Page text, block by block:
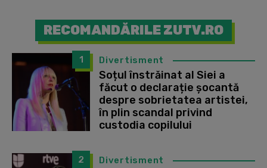
RECOMANDĂRILE ZUTV.RO
1 Divertisment
Soțul înstrăinat al Siei a
făcut o declarație șocantă
despre sobrietatea artistei,
în plin scandal privind
custodia copilului
2 Divertisment